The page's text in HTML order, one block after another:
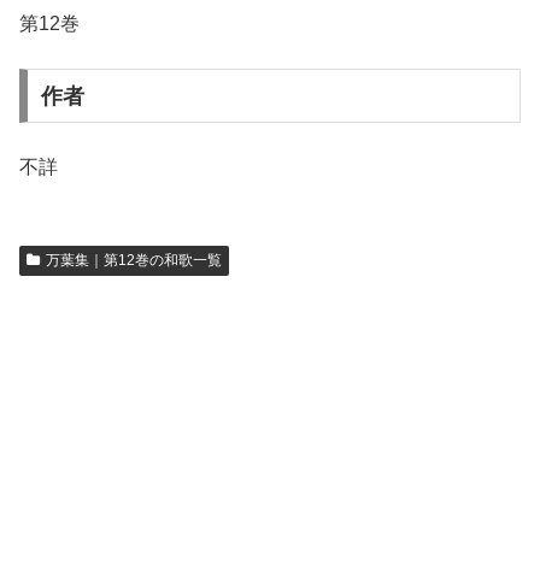
第12巻
作者
不詳
万葉集｜第12巻の和歌一覧